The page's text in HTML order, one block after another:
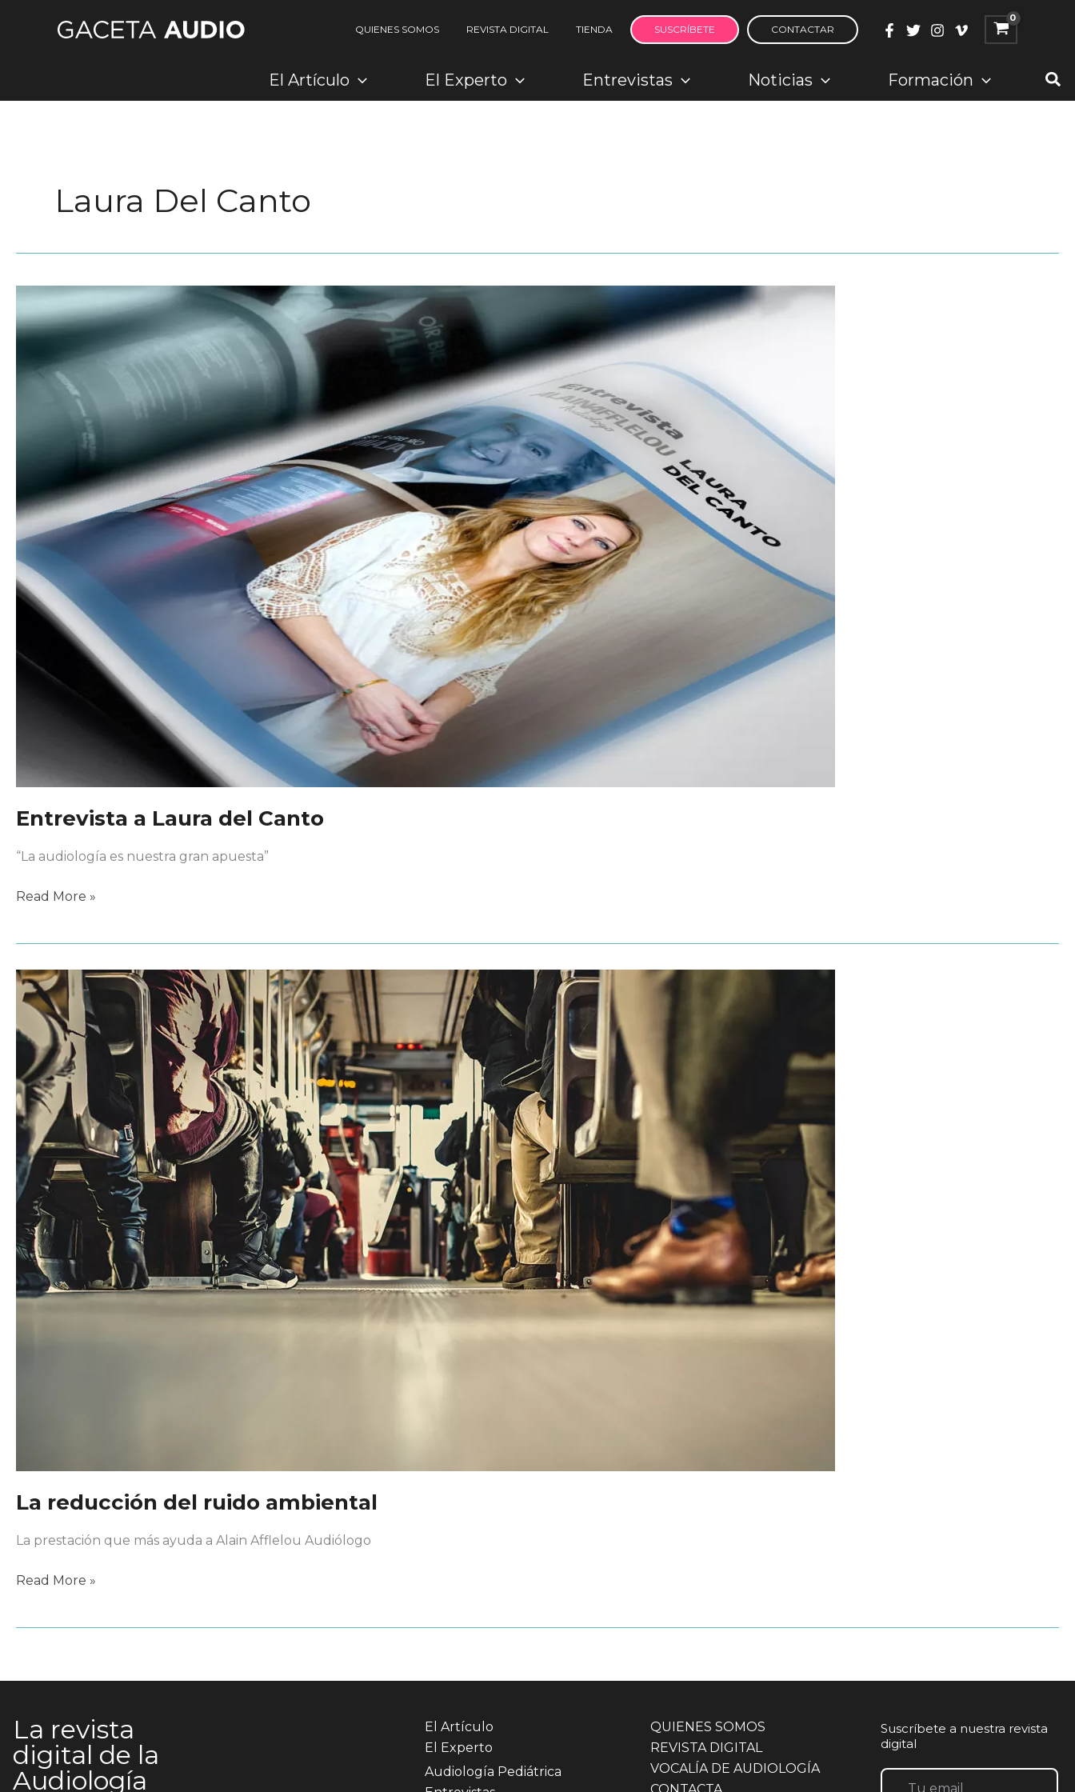
QUIENES SOMOS REVISTA DIGITAL TIENDA SUSCRÍBETE CONTACTAR
El Artículo El Experto Entrevistas Noticias Formación
Laura Del Canto
Entrevista a Laura del Canto
“La audiología es nuestra gran apuesta”
Entrevista
Canto
Read More »
La reducción del ruido ambiental
La prestación que más ayuda a Alain Afflelou Audiólogo
La
Read More »
La revista
digital de la
Audiología
El Artículo
El Experto
Audiología Pediátrica
QUIENES SOMOS
REVISTA DIGITAL
VOCALÍA DE AUDIOLOGÍA
Suscríbete a nuestra revista
digital